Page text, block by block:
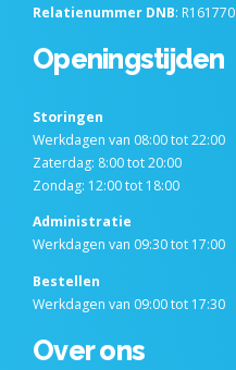
Relatienummer DNB: R161770
Openingstijden
Storingen
Werkdagen van 08:00 tot 22:00
Zaterdag: 8:00 tot 20:00
Zondag: 12:00 tot 18:00
Administratie
Werkdagen van 09:30 tot 17:00
Bestellen
Werkdagen van 09:00 tot 17:30
Over ons